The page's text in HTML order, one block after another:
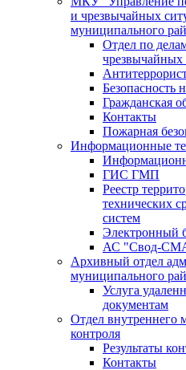
и чрезвычайных
муниципального
Отдел по
чрезвычайных
Безопасность
Гражданская
Контакты
Пожарная
Информационные
ГИС ГМП
Реестр
технических
систем
Электронный
АС "Свод-
Архивный отдел
муниципального
Услуга
документам
Отдел внутреннего
контроля
Результаты
Контакты